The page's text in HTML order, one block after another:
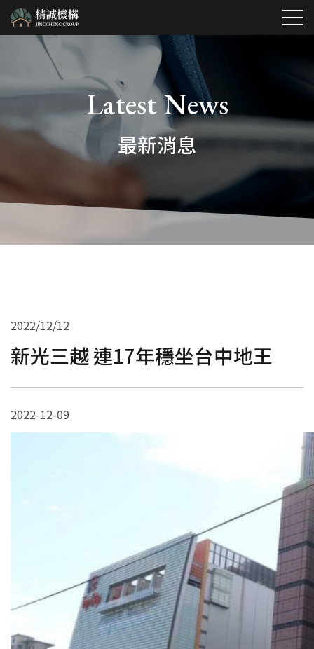
最新消息
專屬服務項目
公設地高價收購服務
關於我們
服務項目
熱銷建案
容移成功案例
容積移轉說明
Latest News
最新消息
2022/12/12
新光三越 連17年穩坐台中地王
2022-12-09